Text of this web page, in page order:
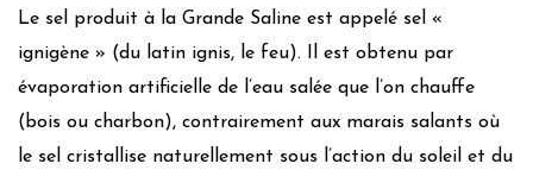
Le sel produit à la Grande Saline est appelé sel «
ignigène » (du latin ignis, le feu). Il est obtenu par
évaporation artificielle de l’eau salée que l’on chauffe
(bois ou charbon), contrairement aux marais salants où
le sel cristallise naturellement sous l’action du soleil et du